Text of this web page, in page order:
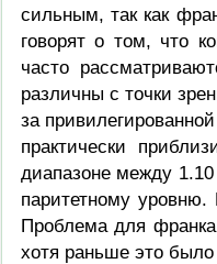
сильным, так как
говорят о том, что
часто
различны с точки
за
практически
диапазоне между
паритетному
Проблема для
хотя раньше это